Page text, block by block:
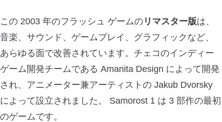
この 2003 年のフラッシュ ゲームの リマスター版は、
音楽、サウンド、ゲームプレイ、グラフィックなど、
あらゆる面で改善されています。チェコのインディー
ゲーム開発チームである Amanita Design によって開発
され、アニメーター兼アーティストの Jakub Dvorsky
によって設立されました。 Samorost 1 は 3 部作の最初
のゲームです。